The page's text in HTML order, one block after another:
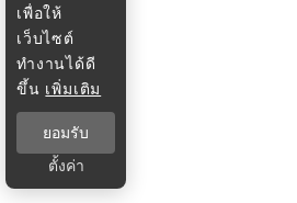
เพื่อให้
เว็บไซต์
ทำงานได้ดี
ขึ้น เพิ่มเติม
ยอมรับ
ตั้งค่า